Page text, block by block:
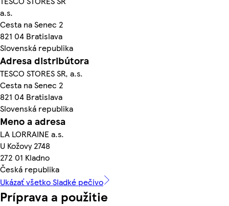
a.s.
Cesta na Senec 2
821 04 Bratislava
Slovenská republika
Adresa distribútora
TESCO STORES SR, a.s.
Cesta na Senec 2
821 04 Bratislava
Slovenská republika
Meno a adresa
LA LORRAINE a.s.
U Kožovy 2748
272 01 Kladno
Česká republika
Ukázať všetko Sladké pečivo
Príprava a použitie